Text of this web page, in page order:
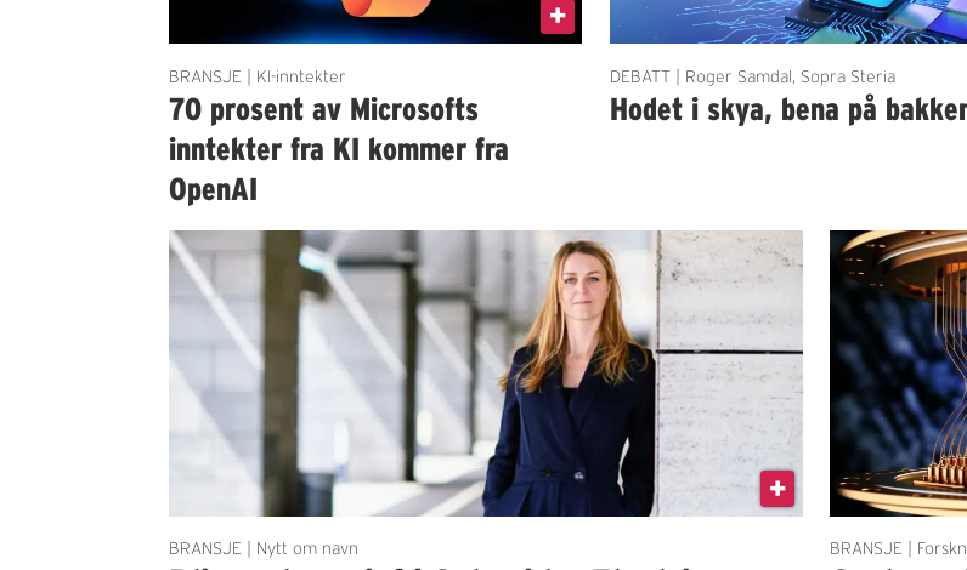
BRANSJE | KI-inntekter
70 prosent av Microsofts
inntekter fra KI kommer fra
OpenAI
DEBATT | Roger Samdal, Sopra Steria
Hodet i skya, bena på
BRANSJE | Nytt om navn BRANSJE |